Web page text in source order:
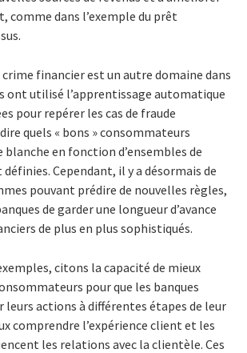
comme dans l’exemple du prêt
financier est un autre domaine dans
ont utilisé l’apprentissage automatique
pour repérer les cas de fraude
quels « bons » consommateurs
en fonction d’ensembles de
Cependant, il y a désormais de
pouvant prédire de nouvelles règles,
de garder une longueur d’avance
de plus en plus sophistiqués.
citons la capacité de mieux
pour que les banques
actions à différentes étapes de leur
comprendre l’expérience client et les
les relations avec la clientèle. Ces